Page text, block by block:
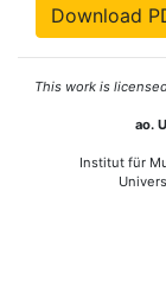
Download
This work is
ao.
Institut für